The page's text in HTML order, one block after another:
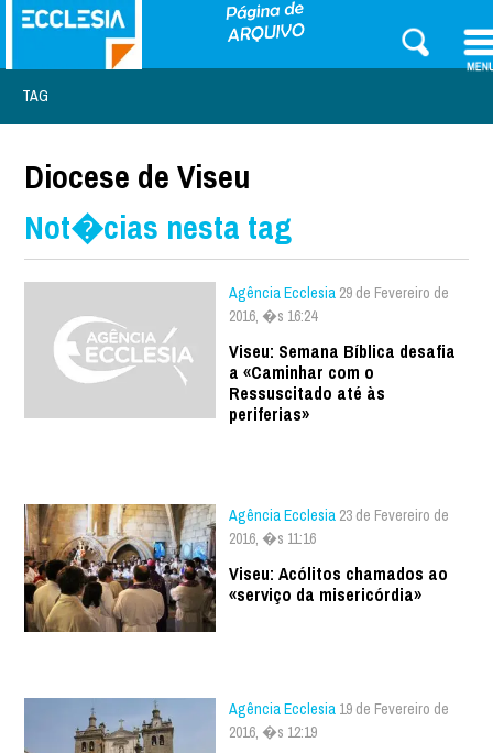
TAG
Diocese de Viseu
Not�cias nesta tag
Agência Ecclesia 29 de Fevereiro de
2016, �s 16:24
Viseu: Semana Bíblica desafia
a «Caminhar com o
Ressuscitado até às
periferias»
Agência Ecclesia 23 de Fevereiro de
2016, �s 11:16
Viseu: Acólitos chamados ao
«serviço da misericórdia»
Agência Ecclesia 19 de Fevereiro de
2016, �s 12:19